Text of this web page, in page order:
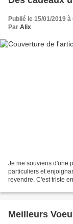
Publié le 15/01/2019 à
Par Alix
Je me souviens d'une
particuliers et
revendre. C'est triste
Meilleurs